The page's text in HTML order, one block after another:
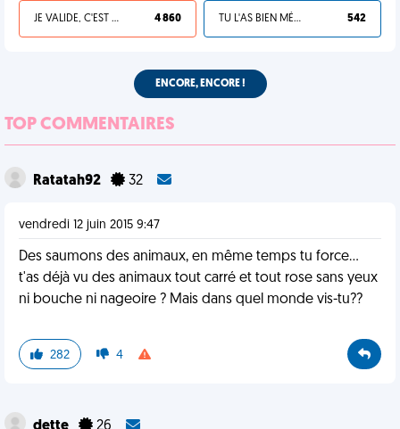
JE VALIDE, C'EST UNE VDM 4 860 TU L'AS BIEN MÉRITÉ 542
ENCORE, ENCORE !
TOP COMMENTAIRES
Ratatah92 32
vendredi 12 juin 2015 9:47
Des saumons des animaux, en même temps tu force...
t'as déjà vu des animaux tout carré et tout rose sans yeux
ni bouche ni nageoire ? Mais dans quel monde vis-tu??
282 4